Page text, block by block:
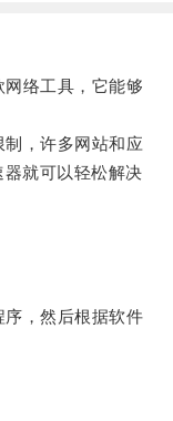
络工具，它能够
，许多网站和应
就可以轻松解决
，然后根据软件